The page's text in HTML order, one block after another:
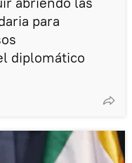
para
diplomático